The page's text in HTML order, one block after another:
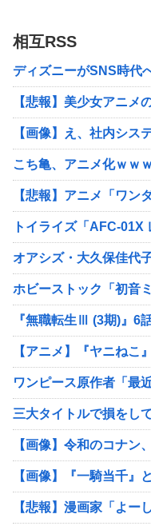
相互RSS
ディズニーがSNS時代
【悲報】美少女アニ
【画像】え、社内シス
こち亀、アニメ化ｗｗ
【悲報】アニメ「ワン
トイライズ「AFC-
オアシズ・大久保佳代
ホビーストック「初音
『無職転生Ⅲ (3期)』6
【アニメ】『ヤニね
ワンピース原作者「最
三大タイトルで損をし
【画像】令和のコナン
【画像】『一騎当千』
【悲報】漫画家「よ